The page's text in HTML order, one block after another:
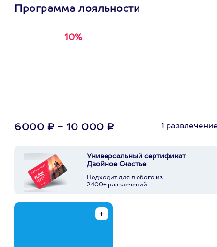
Программа лояльности
10%
6000 ₽ - 10 000 ₽ 1
Универсальный сертификат
Двойное Счастье
Подходит для любого из
2400+ развлечений